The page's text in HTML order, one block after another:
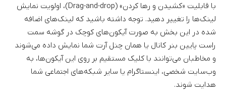
با قابلیت «کشیدن و رها کردن» (Drag-and-drop)، اولویت نمایش
لینک‌ها را تغییر دهید. توجه داشته باشید که لینک‌های اضافه
شده در این بخش به صورت آیکون‌های کوچک در گوشه سمت
راست پایین بنر کانال یا همان چنل آرت شما نمایش داده می‌شوند
و مخاطبان می‌توانند با کلیک مستقیم بر روی این آیکون‌ها، به
وب‌سایت شخصی، اینستاگرام یا سایر شبکه‌های اجتماعی شما
هدایت شوند.